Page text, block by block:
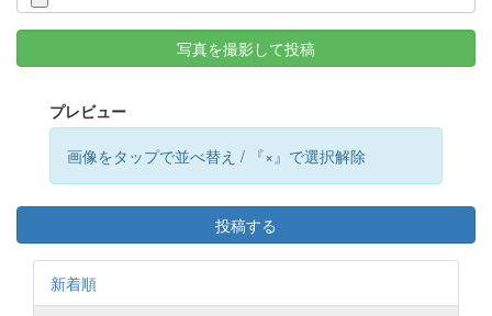
写真を撮影して投稿
プレビュー
画像をタップで並べ替え / 『×』で選択解除
投稿する
新着順